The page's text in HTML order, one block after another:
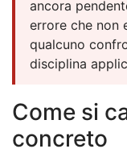
ancora
errore che non
qualcuno
disciplina
Come si
concreto